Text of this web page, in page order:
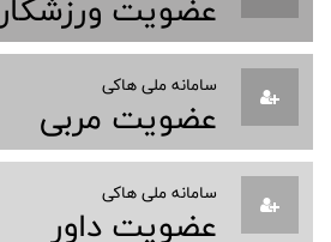
سامانه ملی هاکی
عضویت مربی
سامانه ملی هاکی
عضویت داور